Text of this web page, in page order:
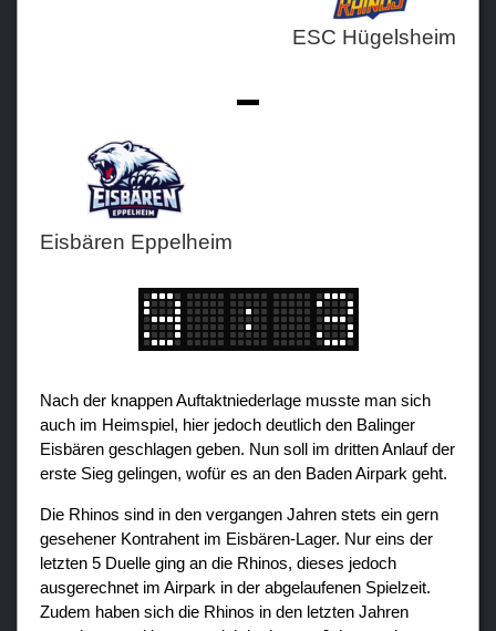
ESC Hügelsheim
Eisbären Eppelheim
Nach der knappen Auftaktniederlage musste man sich
auch im Heimspiel, hier jedoch deutlich den Balinger
Eisbären geschlagen geben. Nun soll im dritten Anlauf der
erste Sieg gelingen, wofür es an den Baden Airpark geht.
Die Rhinos sind in den vergangen Jahren stets ein gern
gesehener Kontrahent im Eisbären-Lager. Nur eins der
letzten 5 Duelle ging an die Rhinos, dieses jedoch
ausgerechnet im Airpark in der abgelaufenen Spielzeit.
Zudem haben sich die Rhinos in den letzten Jahren